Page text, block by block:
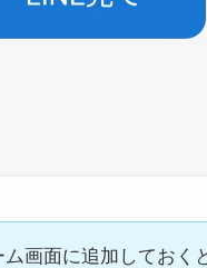
ム画面に追加しておく